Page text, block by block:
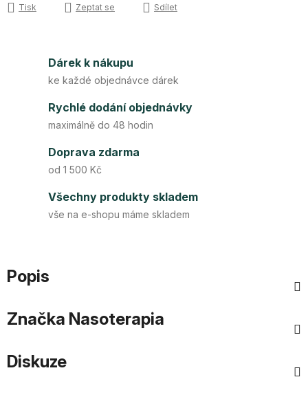
Tisk Zeptat se Sdílet
Dárek k nákupu
ke každé objednávce dárek
Rychlé dodání objednávky
maximálně do 48 hodin
Doprava zdarma
od 1 500 Kč
Všechny produkty skladem
vše na e-shopu máme skladem
Popis
Značka Nasoterapia
Diskuze